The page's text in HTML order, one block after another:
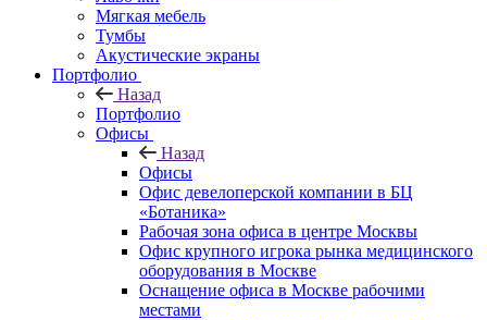
Мягкая мебель
Тумбы
Акустические экраны
Портфолио
Назад
Портфолио
Офисы
Назад
Офисы
Офис девелоперской компании в БЦ
«Ботаника»
Рабочая зона офиса в центре Москвы
Офис крупного игрока рынка медицинского
оборудования в Москве
Оснащение офиса в Москве рабочими
местами